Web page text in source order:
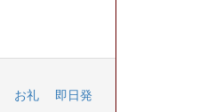
お礼
即日発